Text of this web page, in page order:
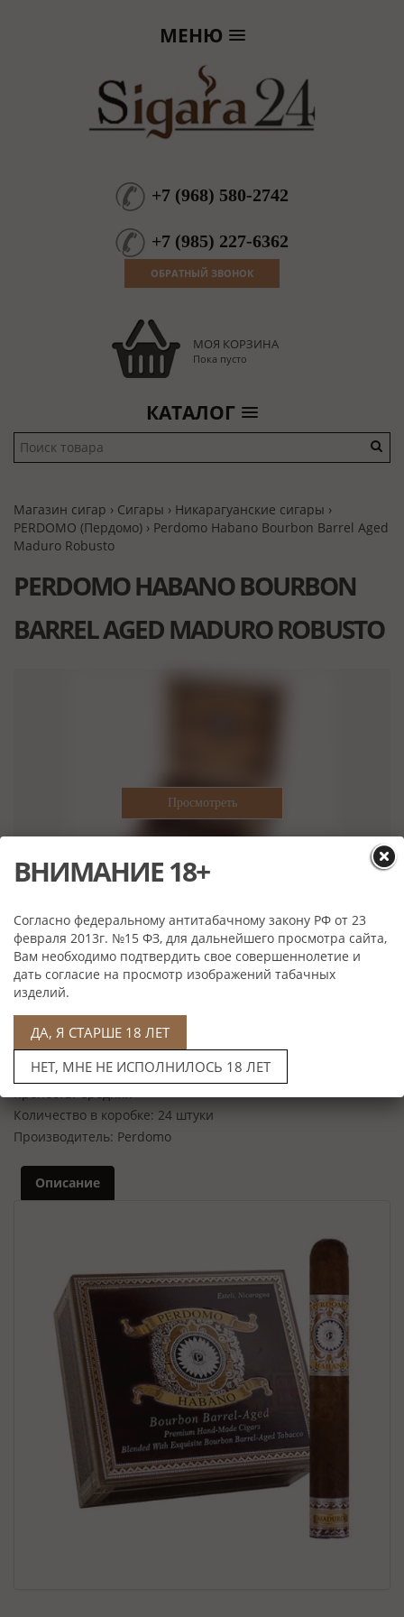
МЕНЮ
+7 (968) 580-2742
+7 (985) 227-6362
ОБРАТНЫЙ ЗВОНОК
МОЯ КОРЗИНА
Пока пусто
КАТАЛОГ
Магазин сигар › Сигары › Никарагуанские сигары ›
PERDOMO (Пердомо) › Perdomo Habano Bourbon Barrel Aged
Maduro Robusto
PERDOMO HABANO BOURBON
BARREL AGED MADURO ROBUSTO
Нет в наличии
Характеристики
Скрутка: Ручная
Формат: Robusto
Размер: 127*21,4 мм
Количество в коробке: 24 штуки
Производитель: Perdomo
Описание
ВНИМАНИЕ 18+
Согласно федеральному антитабачному закону РФ от 23
февраля 2013г. №15 ФЗ, для дальнейшего просмотра сайта,
Вам необходимо подтвердить свое совершеннолетие и
дать согласие на просмотр изображений табачных
изделий.
ДА, Я СТАРШЕ 18 ЛЕТ
НЕТ, МНЕ НЕ ИСПОЛНИЛОСЬ 18 ЛЕТ